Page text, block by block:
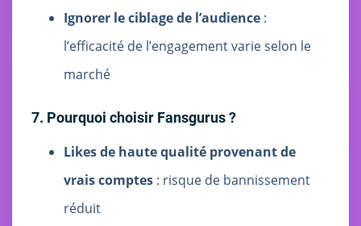
Ignorer le ciblage de l’audience :
l’efficacité de l’engagement varie selon le
marché
7. Pourquoi choisir Fansgurus ?
Likes de haute qualité provenant de
vrais comptes : risque de bannissement
réduit